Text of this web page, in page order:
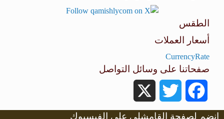
الطقس
أسعار العملات
CurrencyRate
صفحاتنا على وسائل التواصل
Facebook
Twitter
انضم لصفحة القامشلي على الفيسبوك